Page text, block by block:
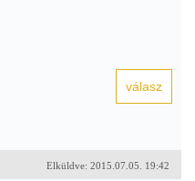
Elküldve: 2015.07.05. 19:42